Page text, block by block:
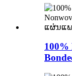
100%